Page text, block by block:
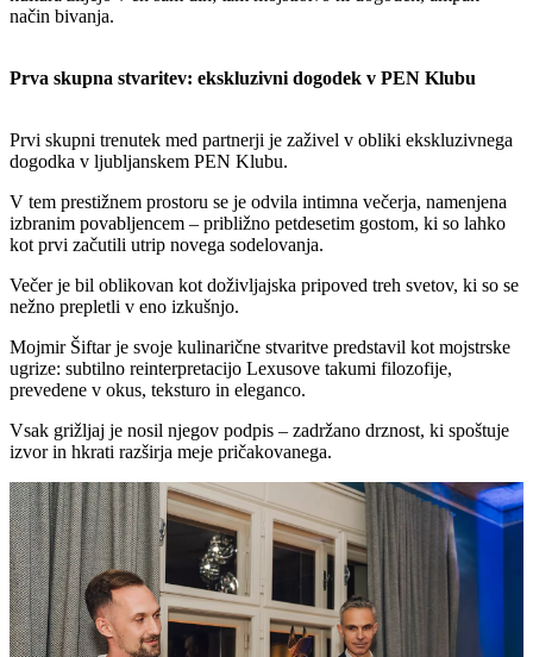
način bivanja.
Prva skupna stvaritev: ekskluzivni dogodek v PEN Klubu
Prvi skupni trenutek med partnerji je zaživel v obliki ekskluzivnega
dogodka v ljubljanskem PEN Klubu.
V tem prestižnem prostoru se je odvila intimna večerja, namenjena
izbranim povabljencem – približno petdesetim gostom, ki so lahko
kot prvi začutili utrip novega sodelovanja.
Večer je bil oblikovan kot doživljajska pripoved treh svetov, ki so se
nežno prepletli v eno izkušnjo.
Mojmir Šiftar je svoje kulinarične stvaritve predstavil kot mojstrske
ugrize: subtilno reinterpretacijo Lexusove takumi filozofije,
prevedene v okus, teksturo in eleganco.
Vsak grižljaj je nosil njegov podpis – zadržano drznost, ki spoštuje
izvor in hkrati razširja meje pričakovanega.